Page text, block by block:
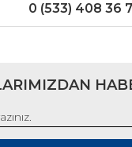
0 (533) 408 36